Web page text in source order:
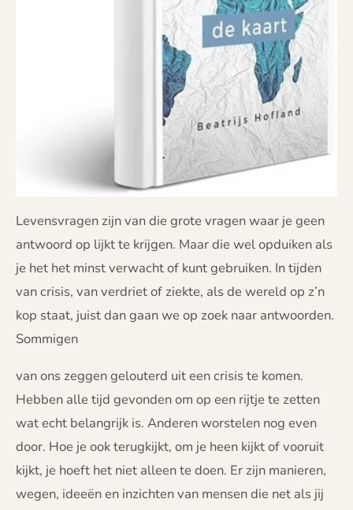
Levensvragen zijn van die grote vragen waar je geen
antwoord op lijkt te krijgen. Maar die wel opduiken als
je het het minst verwacht of kunt gebruiken. In tijden
van crisis, van verdriet of ziekte, als de wereld op z’n
kop staat, juist dan gaan we op zoek naar antwoorden.
Sommigen
van ons zeggen gelouterd uit een crisis te komen.
Hebben alle tijd gevonden om op een rijtje te zetten
wat echt belangrijk is. Anderen worstelen nog even
door. Hoe je ook terugkijkt, om je heen kijkt of vooruit
kijkt, je hoeft het niet alleen te doen. Er zijn manieren,
wegen, ideeën en inzichten van mensen die net als jij